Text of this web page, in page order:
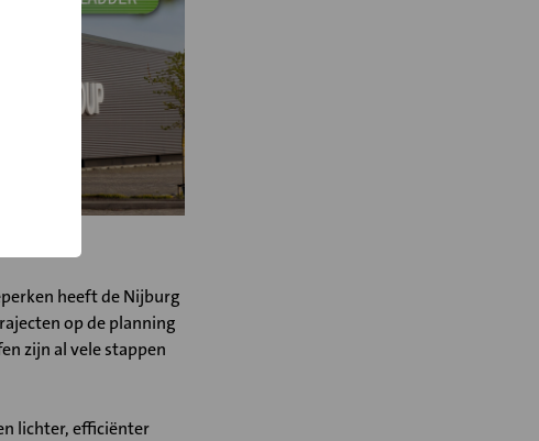
heeft de Nijburg
op de planning
zijn al vele stappen
lichter, efficiënter